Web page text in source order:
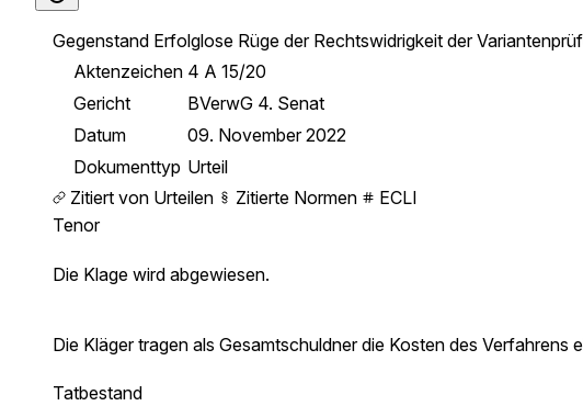
Gegenstand Erfolglose Rüge der Rechtswidrigkeit der
Aktenzeichen 4 A 15/20
Gericht
BVerwG 4. Senat
Datum
09. November 2022
Dokumenttyp Urteil
Zitiert von Urteilen
Zitierte Normen
ECLI
Tenor
Die Klage wird abgewiesen.
Die Kläger tragen als Gesamtschuldner die Kosten des
Tatbestand